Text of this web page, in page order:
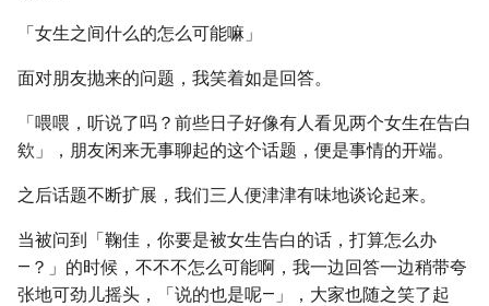
「女生之间什么的怎么可能嘛」
面对朋友抛来的问题，我笑着如是回答。
「喂喂，听说了吗？前些日子好像有人看见两个女生在告白
欸」，朋友闲来无事聊起的这个话题，便是事情的开端。
之后话题不断扩展，我们三人便津津有味地谈论起来。
当被问到「鞠佳，你要是被女生告白的话，打算怎么办
—？」的时候，不不不怎么可能啊，我一边回答一边稍带夸
张地可劲儿摇头，「说的也是呢—」，大家也随之笑了起